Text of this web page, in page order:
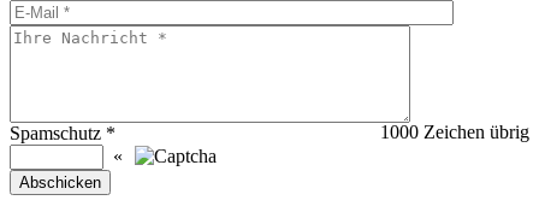
1000 Zeichen übrig
Spamschutz *
«